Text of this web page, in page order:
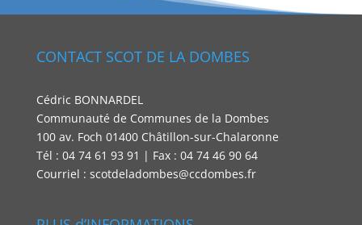
CONTACT SCOT DE LA DOMBES
Cédric BONNARDEL
Communauté de Communes de la Dombes
100 av. Foch 01400 Châtillon-sur-Chalaronne
Tél : 04 74 61 93 91 | Fax : 04 74 46 90 64
Courriel : scotdeladombes@ccdombes.fr